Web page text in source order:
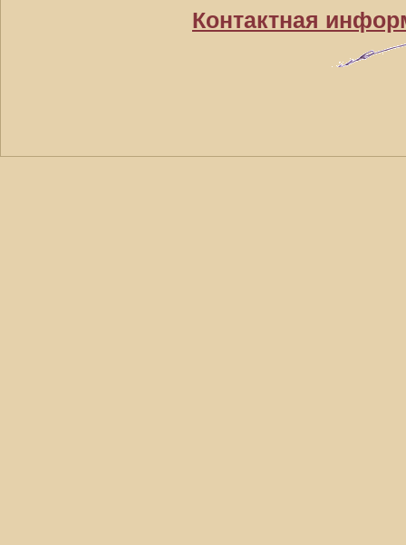
Контактная